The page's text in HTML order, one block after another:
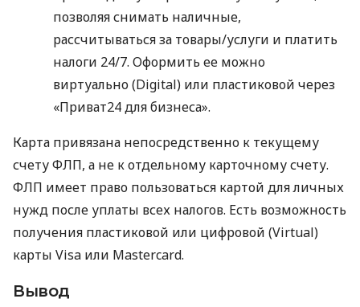
позволяя снимать наличные,
рассчитываться за товары/услуги и платить
налоги 24/7. Оформить ее можно
виртуально (Digital) или пластиковой через
«Приват24 для бизнеса».
Карта привязана непосредственно к текущему
счету ФЛП, а не к отдельному карточному счету.
ФЛП имеет право пользоваться картой для личных
нужд после уплаты всех налогов. Есть возможность
получения пластиковой или цифровой (Virtual)
карты Visa или Mastercard.
Вывод